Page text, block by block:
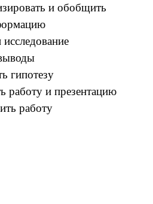
и обобщить
гипотезу
работу и презентацию
работу